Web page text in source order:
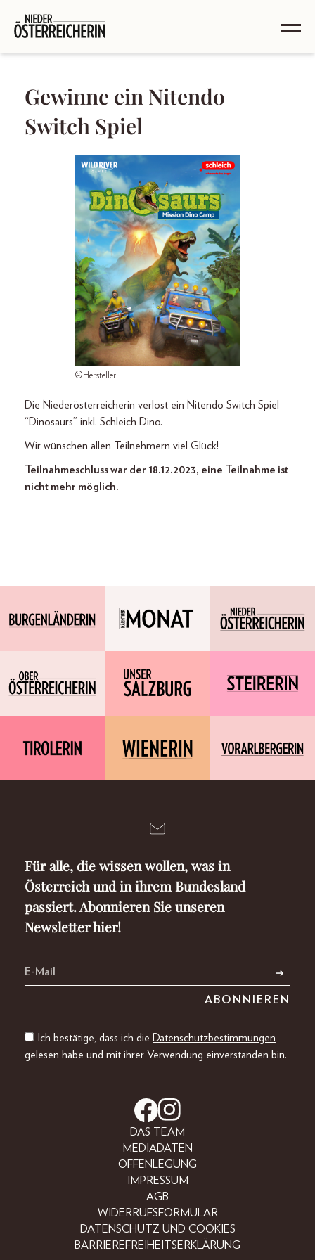
Gewinne ein Nitendo
Switch Spiel
©Hersteller
Die Niederösterreicherin verlost ein Nitendo Switch Spiel
“Dinosaurs” inkl. Schleich Dino.
Wir wünschen allen Teilnehmern viel Glück!
Teilnahmeschluss war der 18.12.2023, eine Teilnahme ist
nicht mehr möglich.
Für alle, die wissen wollen, was in
Österreich und in ihrem Bundesland
passiert. Abonnieren Sie unseren
Newsletter hier!
Ich bestätige, dass ich die Datenschutzbestimmungen
gelesen habe und mit ihrer Verwendung einverstanden bin.
DAS TEAM
MEDIADATEN
OFFENLEGUNG
IMPRESSUM
AGB
WIDERRUFSFORMULAR
DATENSCHUTZ UND COOKIES
BARRIEREFREIHEITSERKLÄRUNG